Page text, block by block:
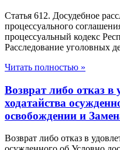
Статья 612. Досудебное
процессуального
процессуальный кодекс
Расследование уголовных
Читать полностью »
Возврат либо отказ в
ходатайства
освобождении и
Возврат либо отказ в